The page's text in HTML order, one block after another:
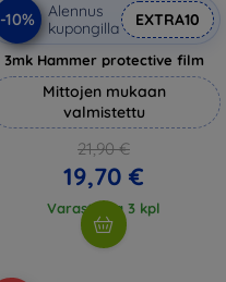
-10%
Alennus
kupongilla
EXTRA10
3mk Hammer protective film
Mittojen mukaan
valmistettu
21,90 €
19,70 €
Varastossa 3 kpl